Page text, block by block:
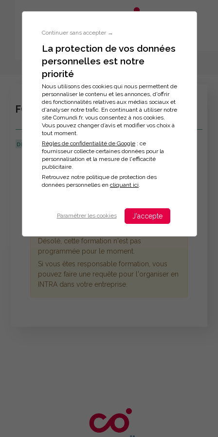
Continuer sans accepter →
La protection de vos données
personnelles est notre
priorité
Nous utilisons des cookies qui nous permettent de
personnaliser le contenu et les annonces, d'offrir
des fonctionnalités relatives aux médias sociaux et
d'analyser notre trafic. En continuant à utiliser notre
site Comundi.fr, vous consentez à nos cookies.
Vous pouvez changer d’avis et modifier vos choix à
tout moment.
Règles de confidentialité de Google : ce
fournisseur collecte certaines données pour la
personnalisation et la mesure de l'efficacité
publicitaire.
Retrouvez notre politique de protection des
données personnelles en cliquant ici
Paramétrer les cookies J'accepte
Inscription à la formation
FORMATION TUTEUR EN ENTREPRISE
DERNIÈRE MISE À JOUR :27/02/2025
Veuillez décrire votre situation
Désolé, cette formation n'est pas
programmée pour le moment.
Si vous êtes responsable formation, vous
pouvez faire une requête pour l'organiser en
INTRA dans votre entreprise.